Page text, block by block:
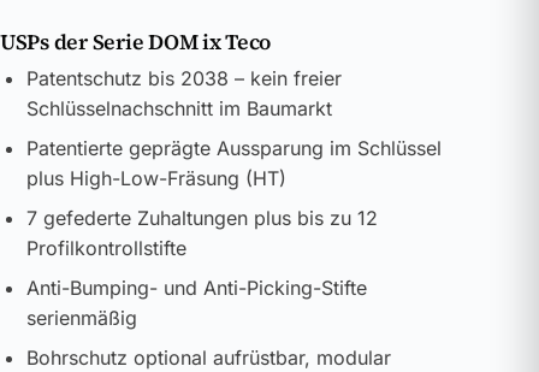
USPs der Serie DOM ix Teco
Patentschutz bis 2038 – kein freier
Schlüsselnachschnitt im Baumarkt
Patentierte geprägte Aussparung im Schlüssel
plus High-Low-Fräsung (HT)
7 gefederte Zuhaltungen plus bis zu 12
Profilkontrollstifte
Anti-Bumping- und Anti-Picking-Stifte
serienmäßig
Bohrschutz optional aufrüstbar, modular